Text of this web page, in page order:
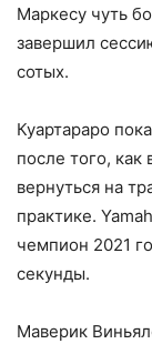
Маркесу чуть
завершил
сотых.
Куартараро
после того,
вернуться на
практике.
чемпион 2021
секунды.
Маверик